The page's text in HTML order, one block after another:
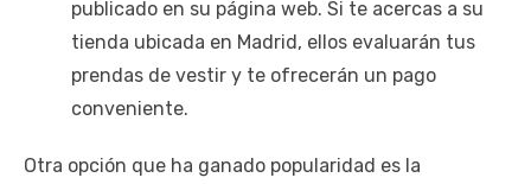
publicado en su página web. Si te acercas a su
tienda ubicada en Madrid, ellos evaluarán tus
prendas de vestir y te ofrecerán un pago
conveniente.
Otra opción que ha ganado popularidad es la